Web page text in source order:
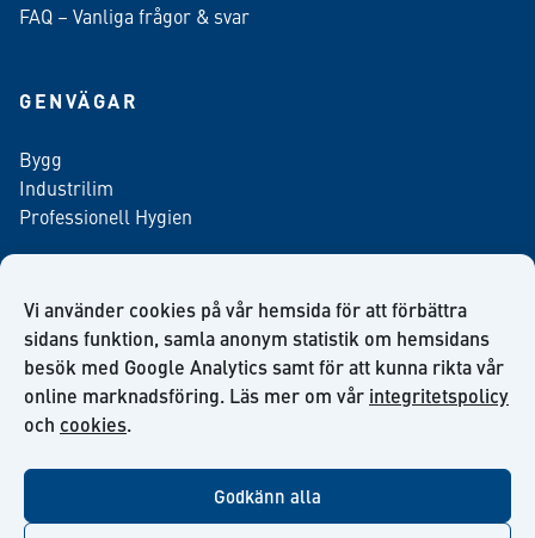
Vi använder cookies på vår hemsida för att förbättra
sidans funktion, samla anonym statistik om hemsidans
besök med Google Analytics samt för att kunna rikta vår
online marknadsföring. Läs mer om vår integritetspolicy
och cookies.
Godkänn alla
FAQ – Vanliga frågor & svar
GENVÄGAR
Bygg
Industrilim
Professionell Hygien
Anmäl dig till vårt nyhetsbrev